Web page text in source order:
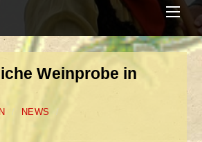
Weinprobe in
/ NEWS /